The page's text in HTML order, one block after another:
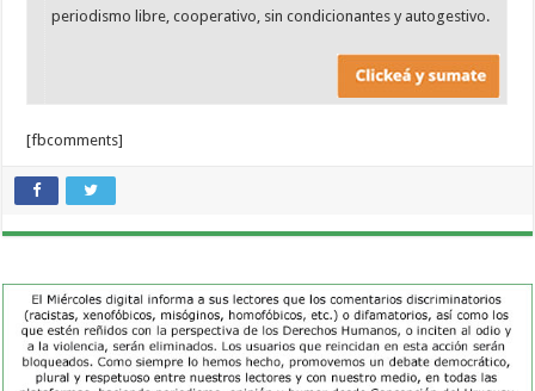
periodismo libre, cooperativo, sin condicionantes y autogestivo.
[fbcomments]